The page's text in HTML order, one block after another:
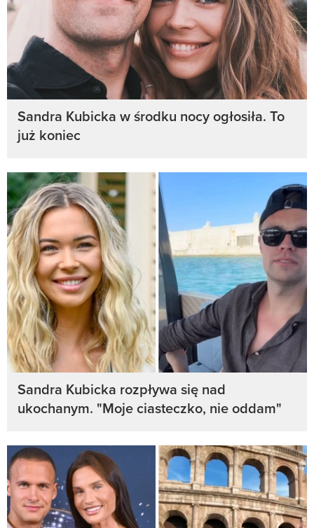
Sandra Kubicka w środku nocy ogłosiła. To
już koniec
Sandra Kubicka rozpływa się nad
ukochanym. "Moje ciasteczko, nie oddam"